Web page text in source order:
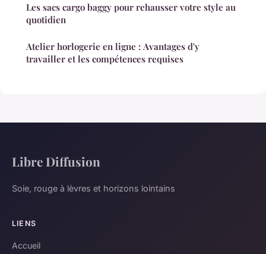
Les sacs cargo baggy pour rehausser votre style au
quotidien
Atelier horlogerie en ligne : Avantages d'y
travailler et les compétences requises
Libre Diffusion
Soie, rouge à lèvres et horizons lointains
LIENS
Accueil